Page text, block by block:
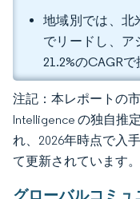
地域別では、北
でリードし、ア
21.2%のCAGRで
注記：本レポートの
Intelligence の独自推
れ、2026年時点で入
て更新されています。
グローバルコミ